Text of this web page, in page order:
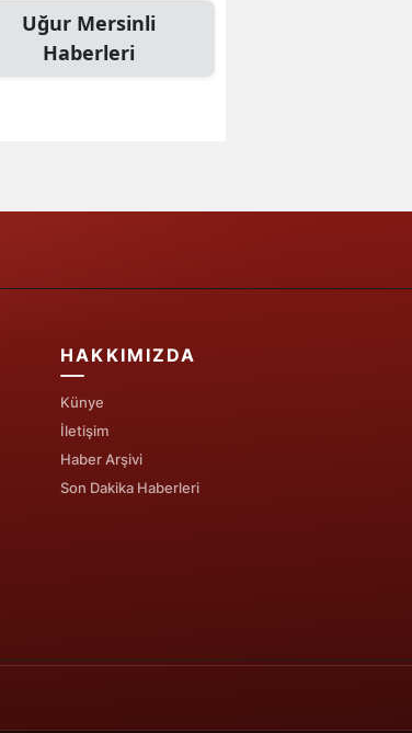
Uğur Mersinli
Haberleri
HAKKIMIZDA
Künye
İletişim
Haber Arşivi
Son Dakika Haberleri